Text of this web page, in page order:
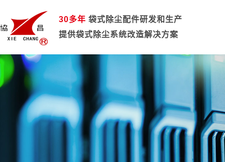
30多年 袋式除尘配件研发和生产
提供袋式除尘系统改造解决方案